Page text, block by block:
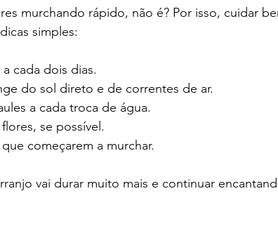
murchando rápido, não é? Por isso, cuidar
simples:
cada dois dias.
do sol direto e de correntes de ar.
a cada troca de água.
se possível.
começarem a murchar.
vai durar muito mais e continuar